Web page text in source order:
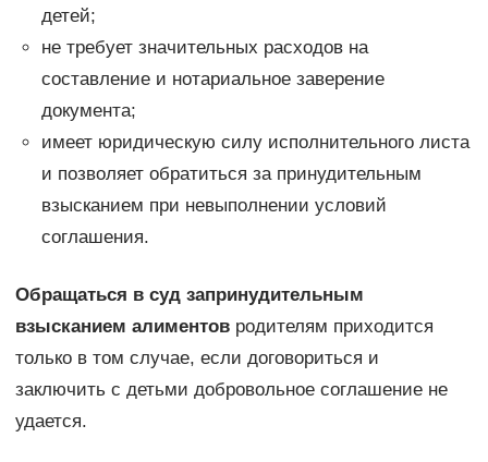
детей;
не требует значительных расходов на
составление и нотариальное заверение
документа;
имеет юридическую силу исполнительного листа
и позволяет обратиться за принудительным
взысканием при невыполнении условий
соглашения.
Обращаться в суд запринудительным
взысканием алиментовродителям приходится
только в том случае, если договориться и
заключить с детьми добровольное соглашение не
удается.